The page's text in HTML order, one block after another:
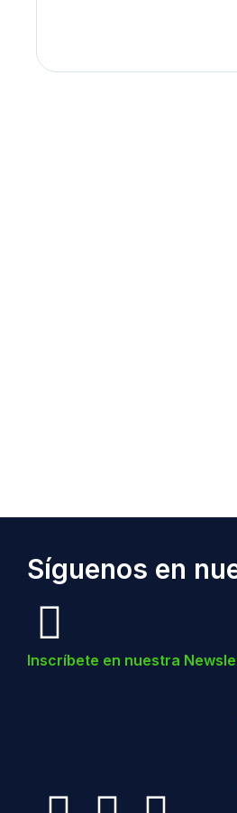
Síguenos en
Inscríbete en nuestra